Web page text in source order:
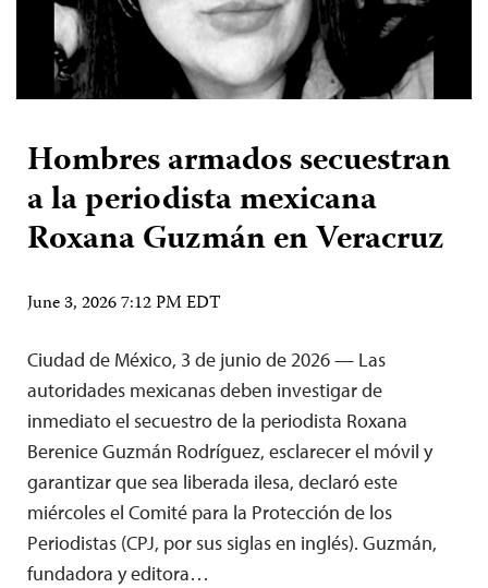
Hombres armados secuestran
a la periodista mexicana
Roxana Guzmán en Veracruz
June 3, 2026 7:12 PM EDT
Ciudad de México, 3 de junio de 2026 — Las
autoridades mexicanas deben investigar de
inmediato el secuestro de la periodista Roxana
Berenice Guzmán Rodríguez, esclarecer el móvil y
garantizar que sea liberada ilesa, declaró este
miércoles el Comité para la Protección de los
Periodistas (CPJ, por sus siglas en inglés). Guzmán,
fundadora y editora…